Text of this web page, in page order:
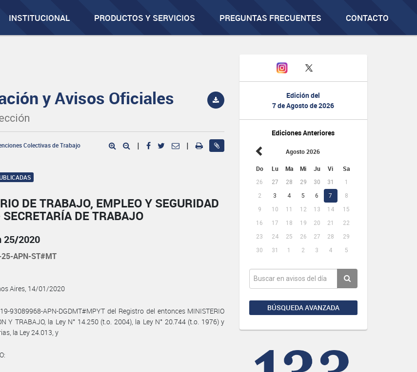
INSTITUCIONAL PRODUCTOS Y SERVICIOS PREGUNTAS FRECUENTES CONTACTO
Edición del
7 de Agosto de 2026
Ediciones Anteriores
Agosto 2026
Do Lu Ma Mi Ju Vi Sa
26 27 28 29 30 31
1
2
3 4 5 6 7
8
9
10 11 12 13 14
15
16
17 18 19 20 21
22
23
24 25 26 27 28
29
30
31 1 2 3 4 5
BÚSQUEDA AVANZADA
y Avisos Oficiales
Colectivas de Trabajo
| |
DE TRABAJO, EMPLEO Y SEGURIDAD
DE TRABAJO
25/2020
APN-ST#MT
Aires, 14/01/2020
93089968-APN-DGDMT#MPYT del Registro del entonces MINISTERIO
Y TRABAJO, la Ley N° 14.250 (t.o. 2004), la Ley N° 20.744 (t.o. 1976) y
la Ley 24.013, y